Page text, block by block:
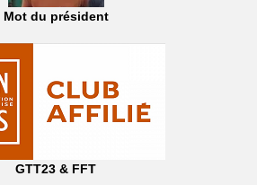
Mot du président
GTT23 & FFT